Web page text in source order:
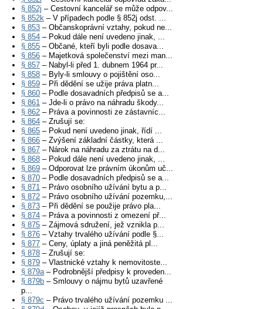
§ 852j – Cestovní kancelář se může odpov...
§ 852k – V případech podle § 852j odst. ...
§ 853 – Občanskoprávní vztahy, pokud ne...
§ 854 – Pokud dále není uvedeno jinak, ...
§ 855 – Občané, kteří byli podle dosava...
§ 856 – Majetková společenství mezi man...
§ 857 – Nabyl-li před 1. dubnem 1964 pr...
§ 858 – Byly-li smlouvy o pojištění oso...
§ 859 – Při dědění se užije práva platn...
§ 860 – Podle dosavadních předpisů se a...
§ 861 – Jde-li o právo na náhradu škody...
§ 862 – Práva a povinnosti ze zástavníc...
§ 864 – Zrušují se:
§ 865 – Pokud není uvedeno jinak, řídí ...
§ 866 – Zvýšení základní částky, která ...
§ 867 – Nárok na náhradu za ztrátu na d...
§ 868 – Pokud dále není uvedeno jinak, ...
§ 869 – Odporovat lze právním úkonům uč...
§ 870 – Podle dosavadních předpisů se a...
§ 871 – Právo osobního užívání bytu a p...
§ 872 – Právo osobního užívání pozemku,...
§ 873 – Při dědění se použije právo pla...
§ 874 – Práva a povinnosti z omezení př...
§ 875 – Zájmová sdružení, jež vznikla p...
§ 876 – Vztahy trvalého užívání podle §...
§ 877 – Ceny, úplaty a jiná peněžitá pl...
§ 878 – Zrušují se:
§ 879 – Vlastnické vztahy k nemovitoste...
§ 879a– Podrobnější předpisy k proveden...
§ 879b – Smlouvy o nájmu bytů uzavřené
p...
§ 879c – Právo trvalého užívání pozemku ...